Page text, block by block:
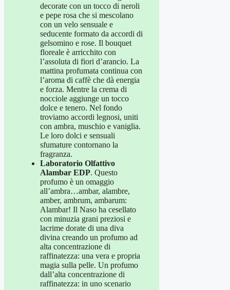
decorate con un tocco di neroli
e pepe rosa che si mescolano
con un velo sensuale e
seducente formato da accordi di
gelsomino e rose. Il bouquet
floreale è arricchito con
l’assoluta di fiori d’arancio. La
mattina profumata continua con
l’aroma di caffè che dà energia
e forza. Mentre la crema di
nocciole aggiunge un tocco
dolce e tenero. Nel fondo
troviamo accordi legnosi, uniti
con ambra, muschio e vaniglia.
Le loro dolci e sensuali
sfumature contornano la
fragranza.
Laboratorio Olfattivo
Alambar EDP. Questo
profumo è un omaggio
all’ambra…ambar, alambre,
amber, ambrum, ambarum:
Alambar! Il Naso ha cesellato
con minuzia grani preziosi e
lacrime dorate di una diva
divina creando un profumo ad
alta concentrazione di
raffinatezza: una vera e propria
magia sulla pelle. Un profumo
dall’alta concentrazione di
raffinatezza: in uno scenario